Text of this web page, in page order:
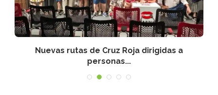
Nuevas rutas de Cruz Roja dirigidas a
personas...